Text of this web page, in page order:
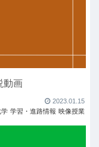
動画
2023.01.15
学 学習・進路情報 映像授業